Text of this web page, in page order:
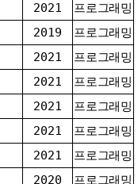
2021
프로그래밍
2019
프로그래밍
2021
프로그래밍
2021
프로그래밍
2021
프로그래밍
2021
프로그래밍
2021
프로그래밍
2020
프로그래밍